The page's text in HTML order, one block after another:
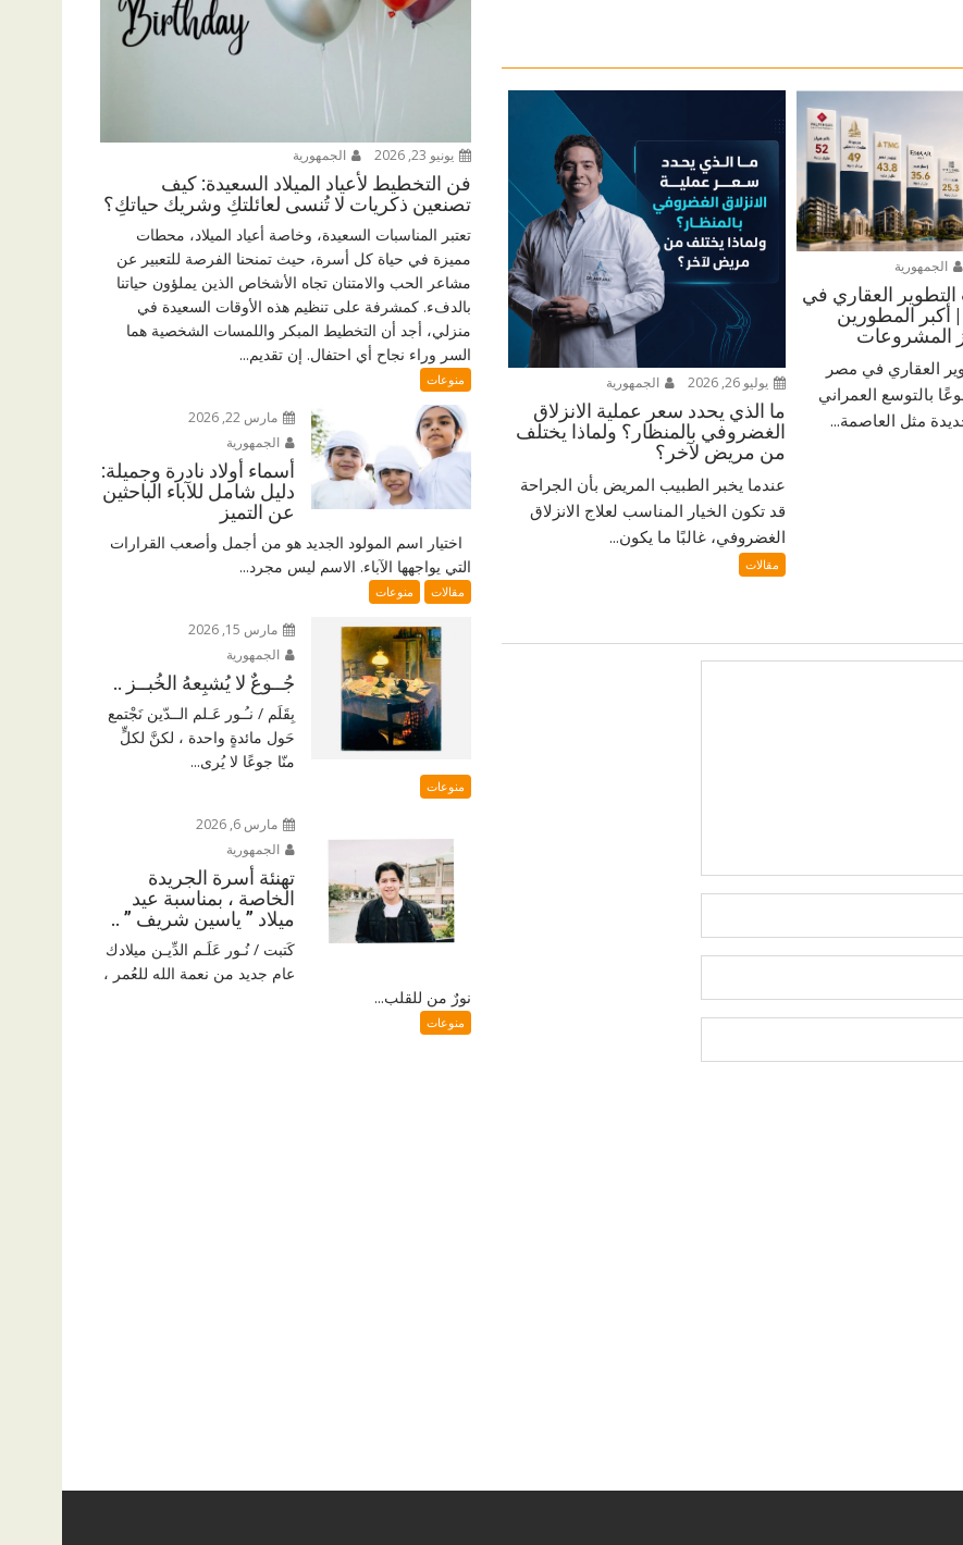
الجمهورية
العقاري في
مصر من URE | أكبر المطورين
المشروعات
العقاري في مصر
بالتوسع العمراني
مثل العاصمة...
يوليو 26, 2026 الجمهورية
ما الذي يحدد سعر عملية الانزلاق
الغضروفي بالمنظار؟ ولماذا يختلف
من مريض لآخر؟
عندما يخبر الطبيب المريض بأن الجراحة
قد تكون الخيار المناسب لعلاج الانزلاق
الغضروفي، غالبًا ما يكون...
مقالات
يونيو 23, 2026 الجمهورية
فن التخطيط لأعياد الميلاد السعيدة: كيف
تصنعين ذكريات لا تُنسى لعائلتكِ وشريك حياتكِ؟
تعتبر المناسبات السعيدة، وخاصة أعياد الميلاد، محطات
مميزة في حياة كل أسرة، حيث تمنحنا الفرصة للتعبير عن
مشاعر الحب والامتنان تجاه الأشخاص الذين يملؤون حياتنا
بالدفء. كمشرفة على تنظيم هذه الأوقات السعيدة في
منزلي، أجد أن التخطيط المبكر واللمسات الشخصية هما
السر وراء نجاح أي احتفال. إن تقديم...
منوعات
مارس 22, 2026
الجمهورية
أسماء أولاد نادرة وجميلة:
دليل شامل للآباء الباحثين
عن التميز
اختيار اسم المولود الجديد هو من أجمل وأصعب القرارات
التي يواجهها الآباء. الاسم ليس مجرد...
مقالات منوعات
مارس 15, 2026
الجمهورية
جُــوعٌ لا يُشبِعهُ الخُبــز ..
بِقَلَم / نـُـور عَـلم الــدّين نَجْتمع
حَول مائدةٍ واحدة ، لكنَّ لكلٍّ
منّا جوعًا لا يُرى...
منوعات
مارس 6, 2026
الجمهورية
تهنئة أسرة الجريدة
الخاصة ، بمناسبة عيد
ميلاد ” ياسين شريف ” ..
كَتبت / نُـور عَلَـم الدِّيـن ميلادك
عام جديد من نعمة الله للعُمر ،
نورٌ من للقلب...
منوعات